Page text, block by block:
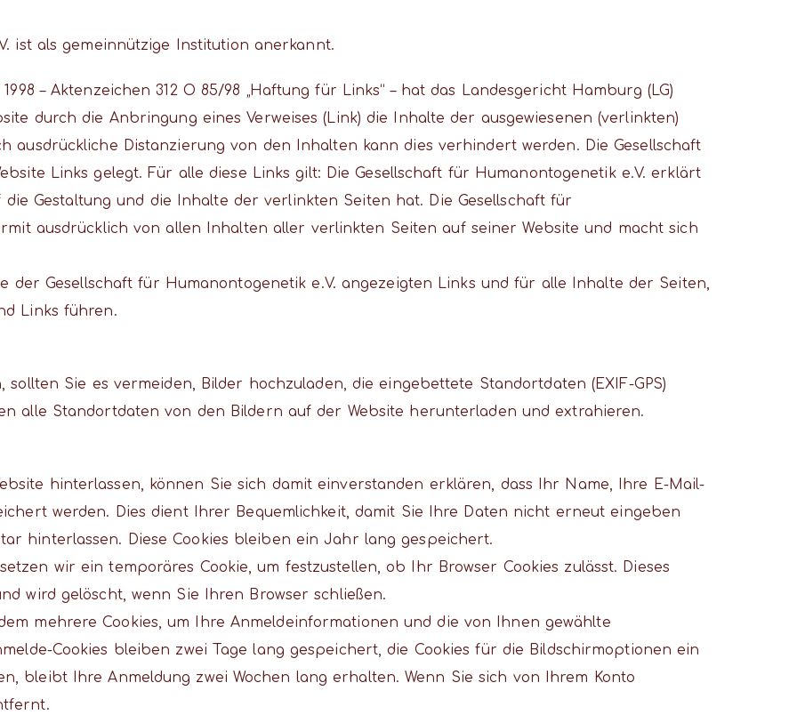
ist als gemeinnützige Institution anerkannt.
– Aktenzeichen 312 O 85/98 „Haftung für Links“ – hat das Landesgericht Hamburg (LG)
durch die Anbringung eines Verweises (Link) die Inhalte der ausgewiesenen (verlinkten)
ausdrückliche Distanzierung von den Inhalten kann dies verhindert werden. Die Gesellschaft
Links gelegt. Für alle diese Links gilt: Die Gesellschaft für Humanontogenetik e.V. erklärt
Gestaltung und die Inhalte der verlinkten Seiten hat. Die Gesellschaft für
ausdrücklich von allen Inhalten aller verlinkten Seiten auf seiner Website und macht sich
der Gesellschaft für Humanontogenetik e.V. angezeigten Links und für alle Inhalte der Seiten,
Links führen.
sollten Sie es vermeiden, Bilder hochzuladen, die eingebettete Standortdaten (EXIF-GPS)
alle Standortdaten von den Bildern auf der Website herunterladen und extrahieren.
hinterlassen, können Sie sich damit einverstanden erklären, dass Ihr Name, Ihre E-Mail-
werden. Dies dient Ihrer Bequemlichkeit, damit Sie Ihre Daten nicht erneut eingeben
hinterlassen. Diese Cookies bleiben ein Jahr lang gespeichert.
wir ein temporäres Cookie, um festzustellen, ob Ihr Browser Cookies zulässt. Dieses
wird gelöscht, wenn Sie Ihren Browser schließen.
mehrere Cookies, um Ihre Anmeldeinformationen und die von Ihnen gewählte
Cookies bleiben zwei Tage lang gespeichert, die Cookies für die Bildschirmoptionen ein
bleibt Ihre Anmeldung zwei Wochen lang erhalten. Wenn Sie sich von Ihrem Konto